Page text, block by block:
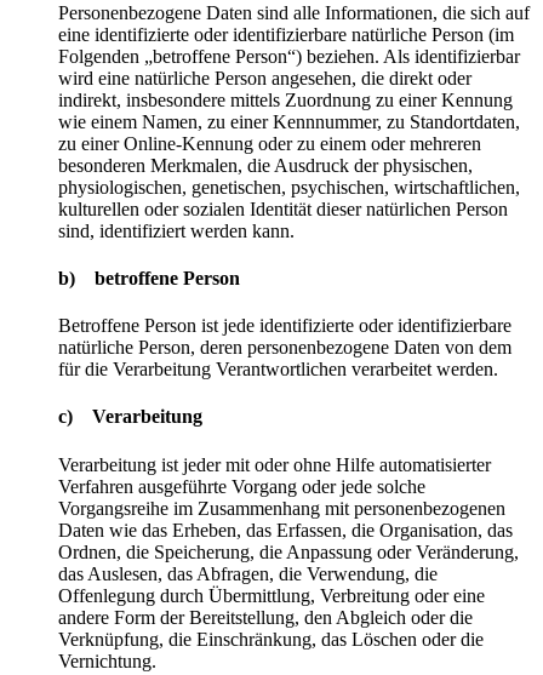
Personenbezogene Daten sind alle Informationen, die sich auf
eine identifizierte oder identifizierbare natürliche Person (im
Folgenden „betroffene Person“) beziehen. Als identifizierbar
wird eine natürliche Person angesehen, die direkt oder
indirekt, insbesondere mittels Zuordnung zu einer Kennung
wie einem Namen, zu einer Kennnummer, zu Standortdaten,
zu einer Online-Kennung oder zu einem oder mehreren
besonderen Merkmalen, die Ausdruck der physischen,
physiologischen, genetischen, psychischen, wirtschaftlichen,
kulturellen oder sozialen Identität dieser natürlichen Person
sind, identifiziert werden kann.
b) betroffene Person
Betroffene Person ist jede identifizierte oder identifizierbare
natürliche Person, deren personenbezogene Daten von dem
für die Verarbeitung Verantwortlichen verarbeitet werden.
c) Verarbeitung
Verarbeitung ist jeder mit oder ohne Hilfe automatisierter
Verfahren ausgeführte Vorgang oder jede solche
Vorgangsreihe im Zusammenhang mit personenbezogenen
Daten wie das Erheben, das Erfassen, die Organisation, das
Ordnen, die Speicherung, die Anpassung oder Veränderung,
das Auslesen, das Abfragen, die Verwendung, die
Offenlegung durch Übermittlung, Verbreitung oder eine
andere Form der Bereitstellung, den Abgleich oder die
Verknüpfung, die Einschränkung, das Löschen oder die
Vernichtung.